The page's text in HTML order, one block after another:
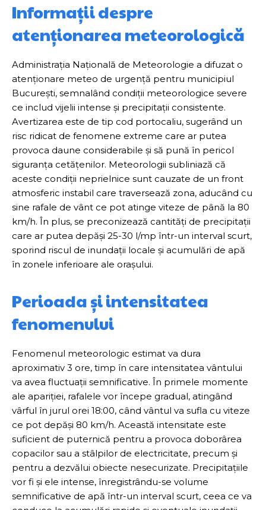
Informații despre
atenționarea meteorologică
Administrația Națională de Meteorologie a difuzat o
atenționare meteo de urgență pentru municipiul
București, semnalând condiții meteorologice severe
ce includ vijelii intense și precipitații consistente.
Avertizarea este de tip cod portocaliu, sugerând un
risc ridicat de fenomene extreme care ar putea
provoca daune considerabile și să pună în pericol
siguranța cetățenilor. Meteorologii subliniază că
aceste condiții neprielnice sunt cauzate de un front
atmosferic instabil care traversează zona, aducând cu
sine rafale de vânt ce pot atinge viteze de până la 80
km/h. În plus, se preconizează cantități de precipitații
care ar putea depăși 25-30 l/mp într-un interval scurt,
sporind riscul de inundații locale și acumulări de apă
în zonele inferioare ale orașului.
Perioada și intensitatea
fenomenului
Fenomenul meteorologic estimat va dura
aproximativ 3 ore, timp în care intensitatea vântului
va avea fluctuații semnificative. În primele momente
ale apariției, rafalele vor începe gradual, atingând
vârful în jurul orei 18:00, când vântul va sufla cu viteze
ce pot depăși 80 km/h. Această intensitate este
suficient de puternică pentru a provoca doborârea
copacilor sau a stâlpilor de electricitate, precum și
pentru a dezvălui obiecte nesecurizate. Precipitațiile
vor fi și ele intense, înregistrându-se volume
semnificative de apă într-un interval scurt, ceea ce va